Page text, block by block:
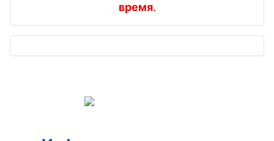
риэлтора ,
время.